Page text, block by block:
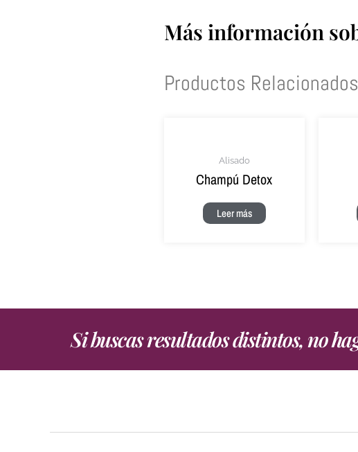
Más información
Productos Relacionados
Alisado
Champú Detox
Leer más
Si buscas resultados distintos, no